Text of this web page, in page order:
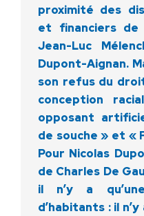
proximité des
et financiers de
Jean-Luc
Dupont-Aignan.
son refus du
conception
opposant
de souche » et «
Pour Nicolas
de Charles De
il n’y a
d’habitants : il